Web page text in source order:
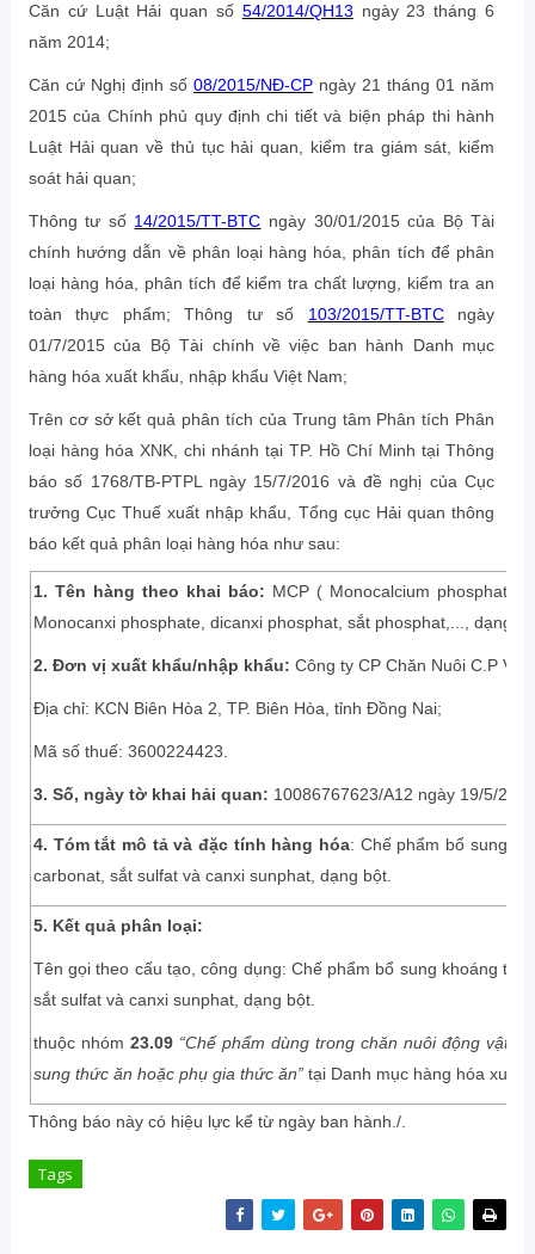
Căn cứ Luật Hải quan số 54/2014/QH13 ngày 23 tháng 6
năm 2014;
Căn cứ Nghị định số 08/2015/NĐ-CP ngày 21 tháng 01 năm
2015 của Chính phủ quy định chi tiết và biện pháp thi hành
Luật Hải quan về thủ tục hải quan, kiểm tra giám sát, kiểm
soát hải quan;
Thông tư số 14/2015/TT-BTC ngày 30/01/2015 của Bộ Tài
chính hướng dẫn về phân loại hàng hóa, phân tích để phân
loại hàng hóa, phân tích để kiểm tra chất lượng, kiểm tra an
toàn thực phẩm; Thông tư số 103/2015/TT-BTCngày
01/7/2015 của Bộ Tài chính về việc ban hành Danh mục
hàng hóa xuất khẩu, nhập khẩu Việt Nam;
Trên cơ sở kết quả phân tích của Trung tâm Phân tích Phân
loại hàng hóa XNK, chi nhánh tại TP. Hồ Chí Minh tại Thông
báo số 1768/TB-PTPL ngày 15/7/2016 và đề nghị của Cục
trưởng Cục Thuế xuất nhập khẩu, Tổng cục Hải quan thông
báo kết quả phân loại hàng hóa như sau:
1. Tên hàng theo khai báo: MCP ( Monocalcium
Monocanxi phosphate, dicanxi phosphat, sắt phosphat,..., dạng
2. Đơn vị xuất khẩu/nhập khẩu: Công ty CP Chăn Nuôi C.P
Địa chỉ: KCN Biên Hòa 2, TP. Biên Hòa, tỉnh Đồng Nai;
Mã số thuế: 3600224423.
3. Số, ngày tờ khai hải quan: 10086767623/A12 ngày 19/5/
4. Tóm tắt mô tả và đặc tính hàng hóa: Chế phẩm bổ sung
carbonat, sắt sulfat và canxi sunphat, dạng bột.
5. Kết quả phân loại:
Tên gọi theo cấu tạo, công dụng: Chế phẩm bổ sung khoáng
sắt sulfat và canxi sunphat, dạng bột.
thuộc nhóm 23.09 “Chế phẩm dùng trong chăn nuôi động vật”
sung thức ăn hoặc phụ gia thức ăn”tại Danh mục hàng hóa xuất
Thông báo này có hiệu lực kể từ ngày ban hành./.
Tags